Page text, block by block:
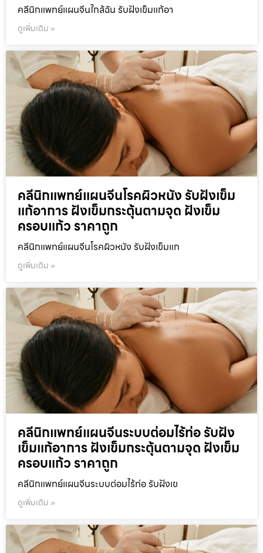
คลีนิกแพทย์แผนจีนใกล้ฉัน รับฝังเข็มแก้อา
ดูเพิ่มเติม »
คลีนิกแพทย์แผนจีนโรคผิวหนัง รับฝังเข็ม
แก้อาการ ฝังเข็มกระตุ้นตามจุด ฝังเข็ม
ครอบแก้ว ราคาถูก
คลีนิกแพทย์แผนจีนโรคผิวหนัง รับฝังเข็มแก
ดูเพิ่มเติม »
คลีนิกแพทย์แผนจีนระบบต่อมไร้ท่อ รับฝัง
เข็มแก้อาการ ฝังเข็มกระตุ้นตามจุด ฝังเข็ม
ครอบแก้ว ราคาถูก
คลีนิกแพทย์แผนจีนระบบต่อมไร้ท่อ รับฝังเข
ดูเพิ่มเติม »